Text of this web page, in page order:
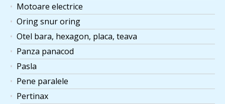
Motoare electrice
Oring snur oring
Otel bara, hexagon, placa, teava
Panza panacod
Pasla
Pene paralele
Pertinax